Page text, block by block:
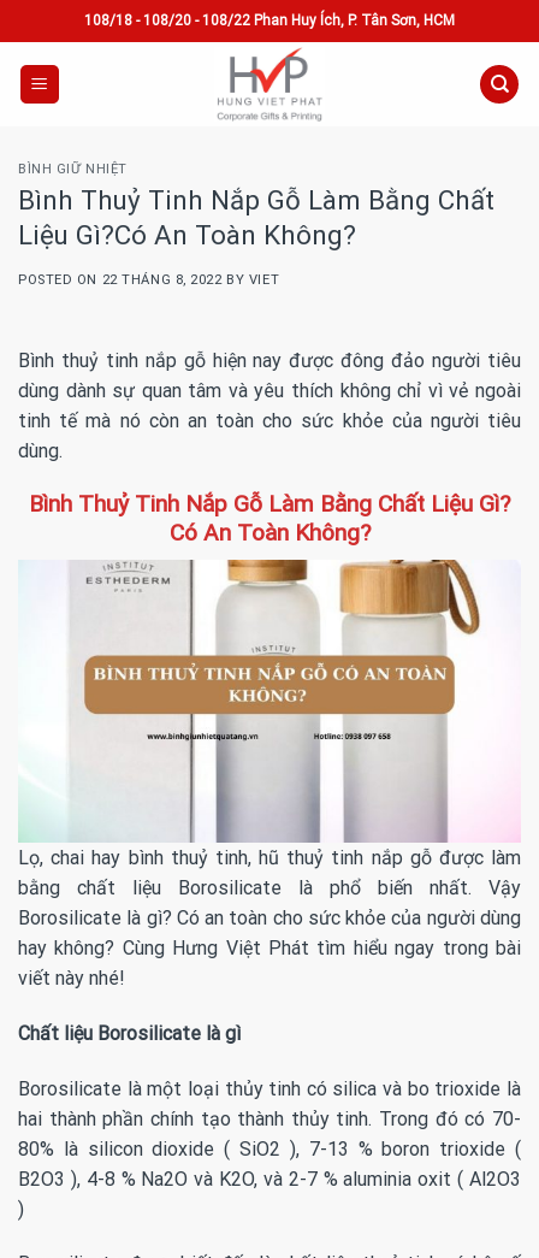
to
content
108/18 - 108/20 - 108/22 Phan Huy Ích, P. Tân Sơn, HCM
BÌNH GIỮ NHIỆT
Bình Thuỷ Tinh Nắp Gỗ Làm Bằng Chất
Liệu Gì?Có An Toàn Không?
POSTED ON 22 THÁNG 8, 2022 BY VIET
Bình thuỷ tinh nắp gỗ hiện nay được đông đảo người tiêu
dùng dành sự quan tâm và yêu thích không chỉ vì vẻ ngoài
tinh tế mà nó còn an toàn cho sức khỏe của người tiêu
dùng.
Bình Thuỷ Tinh Nắp Gỗ Làm Bằng Chất Liệu Gì?
Có An Toàn Không?
Lọ, chai hay bình thuỷ tinh, hũ thuỷ tinh nắp gỗ được làm
bằng chất liệu Borosilicate là phổ biến nhất. Vậy
Borosilicate là gì? Có an toàn cho sức khỏe của người dùng
hay không? Cùng Hưng Việt Phát tìm hiểu ngay trong bài
viết này nhé!
Chất liệu Borosilicate là gì
Borosilicate là một loại thủy tinh có silica và bo trioxide là
hai thành phần chính tạo thành thủy tinh. Trong đó có 70-
80% là silicon dioxide ( SiO2 ), 7-13 % boron trioxide (
B2O3 ), 4-8 % Na2O và K2O, và 2-7 % aluminia oxit ( Al2O3
)